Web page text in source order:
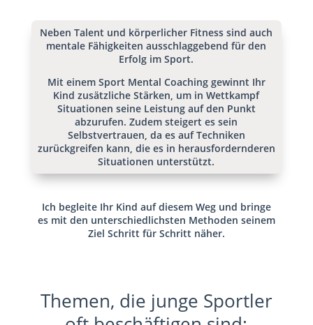
Neben Talent und körperlicher Fitness sind auch
mentale Fähigkeiten ausschlaggebend für den
Erfolg im Sport.
Mit einem Sport Mental Coaching gewinnt Ihr
Kind zusätzliche Stärken, um in Wettkampf
Situationen seine Leistung auf den Punkt
abzurufen. Zudem steigert es sein
Selbstvertrauen, da es auf Techniken
zurückgreifen kann, die es in herausfordernderen
Situationen unterstützt.
Ich begleite Ihr Kind auf diesem Weg und bringe
es mit den unterschiedlichsten Methoden seinem
Ziel Schritt für Schritt näher.
Themen, die junge Sportler